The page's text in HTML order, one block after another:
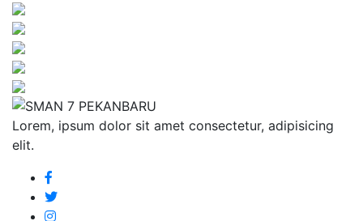
Lorem, ipsum dolor sit amet consectetur, adipisicing
elit.